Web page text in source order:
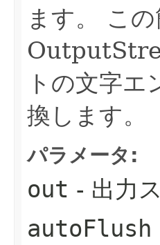
ます。
こ
トの文字
換します。
パラメータ:
out - 出力
autoFlush